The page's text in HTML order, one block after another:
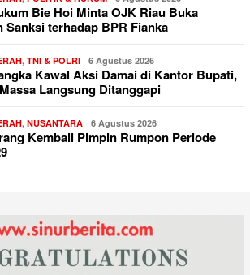
Bie Hoi Minta OJK Riau Buka
Sanksi terhadap BPR Fianka
, TNI & POLRI 6 Agustus 2026
Kawal Aksi Damai di Kantor Bupati,
Langsung Ditanggapi
, NUSANTARA 6 Agustus 2026
Kembali Pimpin Rumpon Periode